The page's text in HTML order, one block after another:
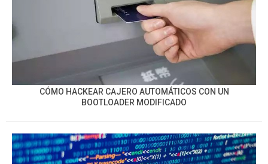
CÓMO HACKEAR CAJERO AUTOMÁTICOS CON UN
BOOTLOADER MODIFICADO